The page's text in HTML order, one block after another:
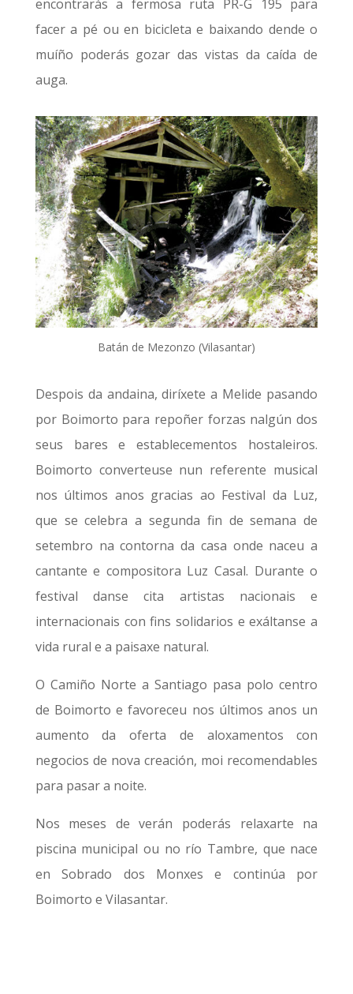
encontrarás a fermosa ruta PR-G 195 para
facer a pé ou en bicicleta e baixando dende o
muíño poderás gozar das vistas da caída de
auga.
Batán de Mezonzo (Vilasantar)
Despois da andaina, diríxete a Melide pasando
por Boimorto para repoñer forzas nalgún dos
seus bares e establecementos hostaleiros.
Boimorto converteuse nun referente musical
nos últimos anos gracias ao Festival da Luz,
que se celebra a segunda fin de semana de
setembro na contorna da casa onde naceu a
cantante e compositora Luz Casal. Durante o
festival danse cita artistas nacionais e
internacionais con fins solidarios e exáltanse a
vida rural e a paisaxe natural.
O Camiño Norte a Santiago pasa polo centro
de Boimorto e favoreceu nos últimos anos un
aumento da oferta de aloxamentos con
negocios de nova creación, moi recomendables
para pasar a noite.
Nos meses de verán poderás relaxarte na
piscina municipal ou no río Tambre, que nace
en Sobrado dos Monxes e continúa por
Boimorto e Vilasantar.